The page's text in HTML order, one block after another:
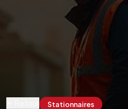
Stationnaires